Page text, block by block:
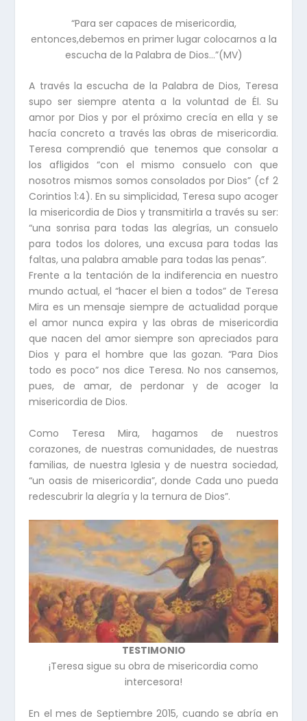
“Para ser capaces de misericordia,
entonces,debemos en primer lugar colocarnos a la
escucha de la Palabra de Dios…”(MV)
A través la escucha de la Palabra de Dios, Teresa
supo ser siempre atenta a la voluntad de Él. Su
amor por Dios y por el próximo crecía en ella y se
hacía concreto a través las obras de misericordia.
Teresa comprendió que tenemos que consolar a
los afligidos “con el mismo consuelo con que
nosotros mismos somos consolados por Dios” (cf 2
Corintios 1:4). En su simplicidad, Teresa supo acoger
la misericordia de Dios y transmitirla a través su ser:
“una sonrisa para todas las alegrías, un consuelo
para todos los dolores, una excusa para todas las
faltas, una palabra amable para todas las penas”.
Frente a la tentación de la indiferencia en nuestro
mundo actual, el “hacer el bien a todos” de Teresa
Mira es un mensaje siempre de actualidad porque
el amor nunca expira y las obras de misericordia
que nacen del amor siempre son apreciados para
Dios y para el hombre que las gozan. “Para Dios
todo es poco” nos dice Teresa. No nos cansemos,
pues, de amar, de perdonar y de acoger la
misericordia de Dios.
Como Teresa Mira, hagamos de nuestros
corazones, de nuestras comunidades, de nuestras
familias, de nuestra Iglesia y de nuestra sociedad,
“un oasis de misericordia”, donde Cada uno pueda
redescubrir la alegría y la ternura de Dios”.
TESTIMONIO
¡Teresa sigue su obra de misericordia como
intercesora!
En el mes de Septiembre 2015, cuando se abría en